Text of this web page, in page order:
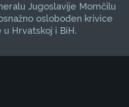
Jugoslavije Momčilu
oslobođen krivice
Hrvatskoj i BiH.